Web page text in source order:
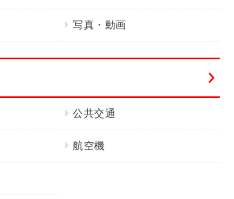
写真・動画
公共交通
航空機